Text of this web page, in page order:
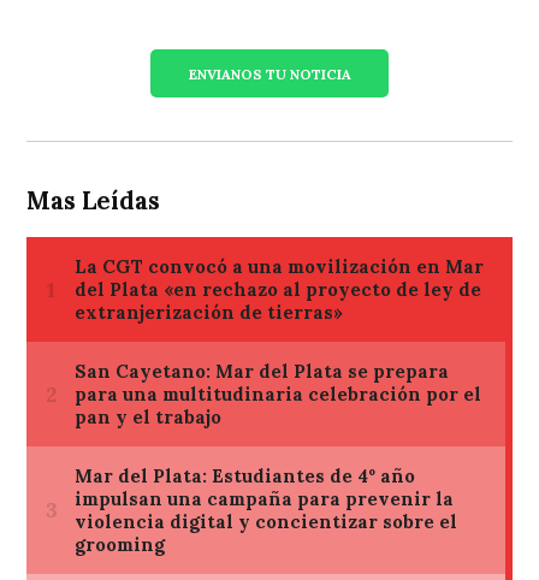
ENVIANOS TU NOTICIA
Mas Leídas